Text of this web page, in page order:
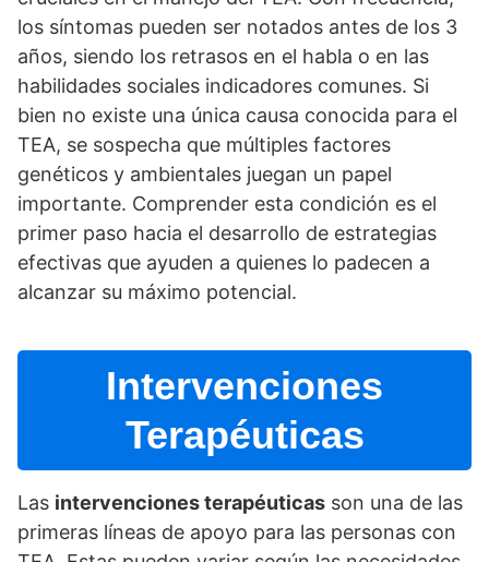
los sí­ntomas pueden ser notados antes de los 3
años, siendo los retrasos en el habla o en las
habilidades sociales indicadores comunes. Si
bien no existe una única causa conocida para el
TEA, se sospecha que múltiples factores
genéticos y ambientales juegan un papel
importante. Comprender esta condición es el
primer paso hacia el desarrollo de estrategias
efectivas que ayuden a quienes lo padecen a
alcanzar su máximo potencial.
Intervenciones
Terapéuticas
Las intervenciones terapéuticas son una de las
primeras lí­neas de apoyo para las personas con